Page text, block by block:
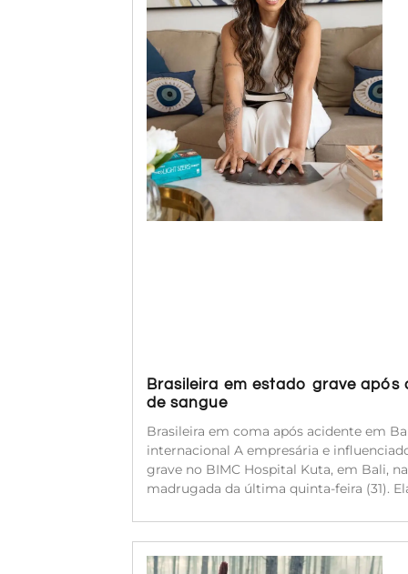
Brasileira em estado grave
de sangue
Brasileira em coma após acidente em
internacional A empresária e
grave no BIMC Hospital Kuta, em Bali,
madrugada da última quinta-feira (31).